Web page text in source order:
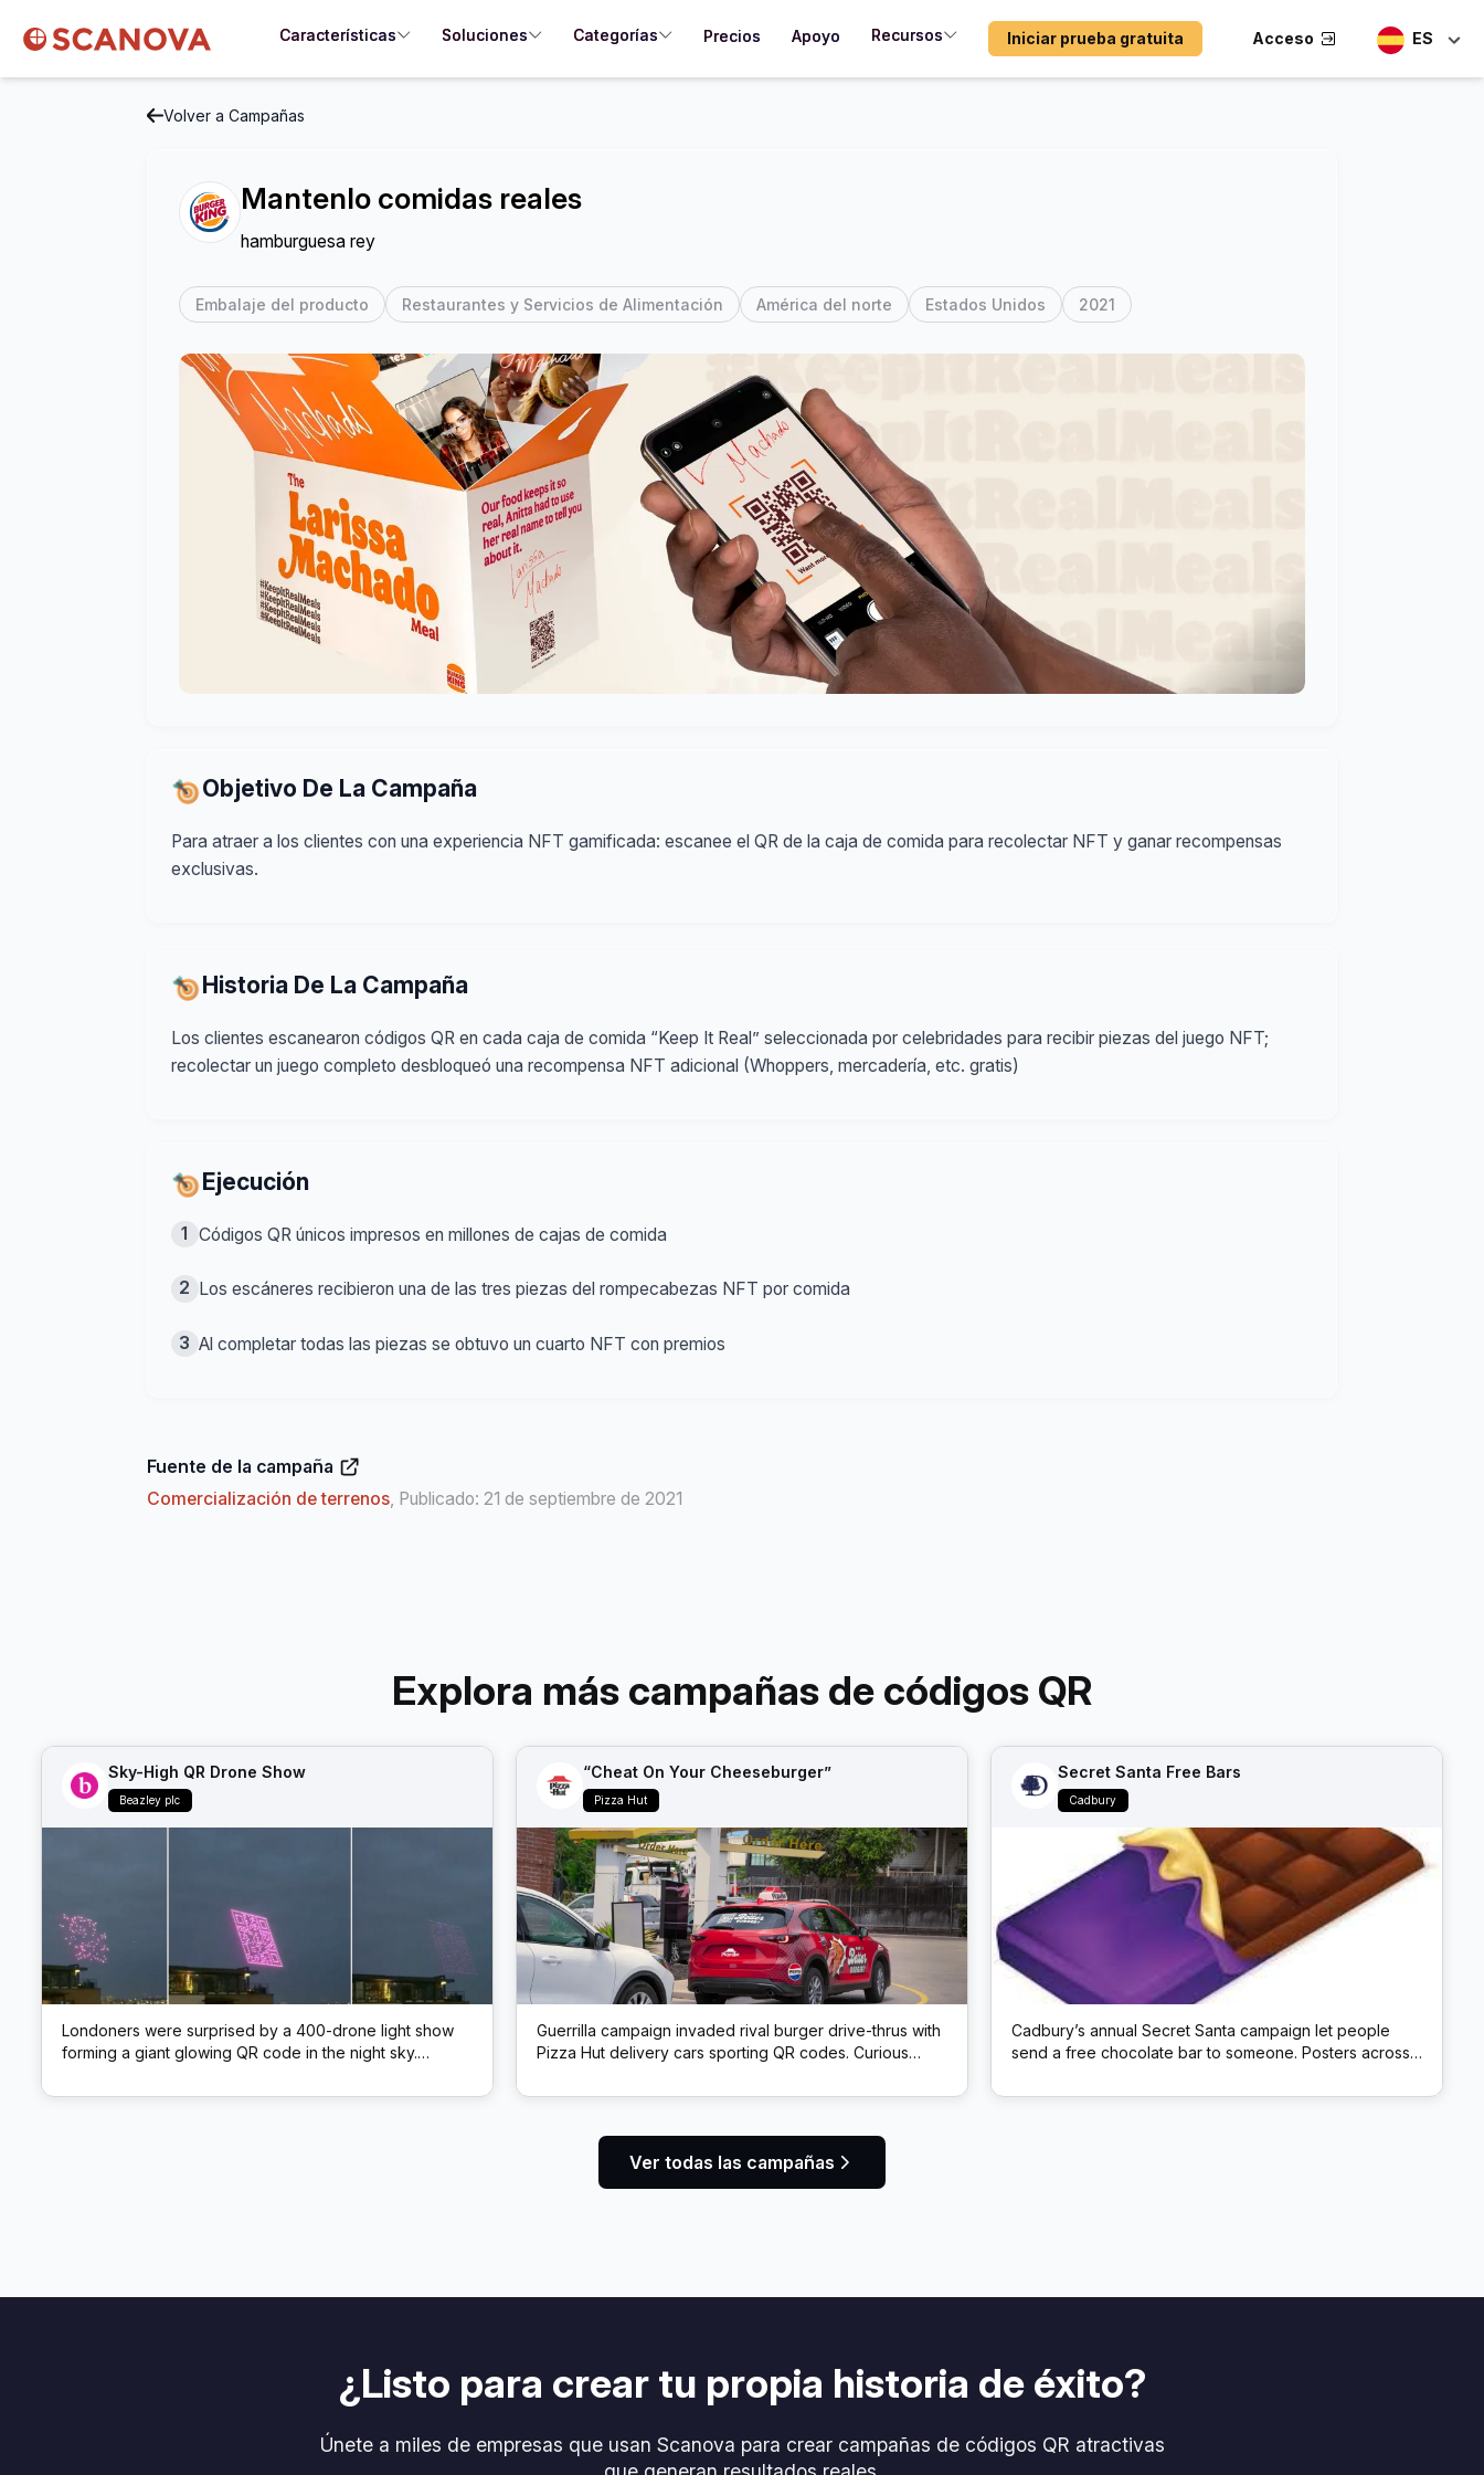
Características Soluciones Categorías Precios Apoyo Recursos Iniciar prueba gratuita Acceso ES
Volver a Campañas
Mantenlo comidas reales
hamburguesa rey
Embalaje del producto Restaurantes y Servicios de Alimentación América del norte Estados Unidos 2021
Objetivo De La Campaña
Para atraer a los clientes con una experiencia NFT gamificada: escanee el QR de la caja de comida para recolectar NFT y ganar recompensas
exclusivas.
Historia De La Campaña
Los clientes escanearon códigos QR en cada caja de comida “Keep It Real” seleccionada por celebridades para recibir piezas del juego NFT;
recolectar un juego completo desbloqueó una recompensa NFT adicional (Whoppers, mercadería, etc. gratis)
Ejecución
1 Códigos QR únicos impresos en millones de cajas de comida
2 Los escáneres recibieron una de las tres piezas del rompecabezas NFT por comida
3 Al completar todas las piezas se obtuvo un cuarto NFT con premios
Fuente de la campaña
Comercialización de terrenos, Publicado: 21 de septiembre de 2021
Explora más campañas de códigos QR
Sky-High QR Drone Show
Beazley plc
Londoners were surprised by a 400-drone light show
forming a giant glowing QR code in the night sky.
website – a novel marketing stunt blending tech and
“Cheat On Your Cheeseburger”
Pizza Hut
Guerrilla campaign invaded rival burger drive-thrus with
Pizza Hut delivery cars sporting QR codes. Curious
a free Cheeseburger Melt + Pepsi, enticing them to
Secret Santa Free Bars
Cadbury
Cadbury’s annual Secret Santa campaign let people
send a free chocolate bar to someone. Posters across
choose a Cadbury Dairy Milk to mail anonymously.
Ver todas las campañas
¿Listo para crear tu propia historia de éxito?
Únete a miles de empresas que usan Scanova para crear campañas de códigos QR atractivas